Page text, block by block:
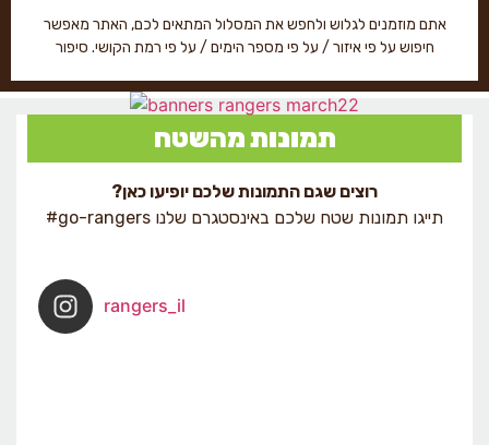
אתם מוזמנים לגלוש ולחפש את המסלול המתאים לכם, האתר מאפשר
חיפוש על פי איזור / על פי מספר הימים / על פי רמת הקושי. סיפור
תמונות מהשטח
רוצים שגם התמונות שלכם יופיעו כאן?
תייגו תמונות שטח שלכם באינסטגרם שלנו go-rangers#
rangers_il